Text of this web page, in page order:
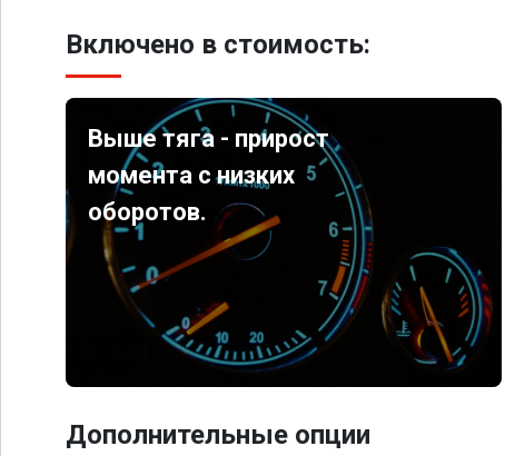
Включено в стоимость:
Выше тяга - прирост
момента с низких
оборотов.
Дополнительные опции